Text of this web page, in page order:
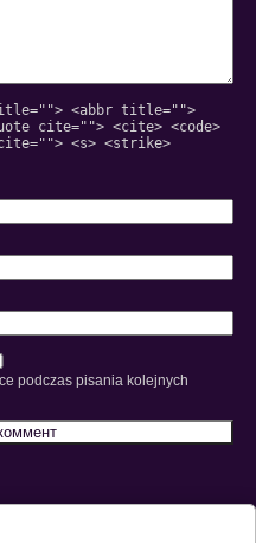
<abbr title="">
cite=""> <cite> <code>
<s> <strike>
podczas pisania kolejnych